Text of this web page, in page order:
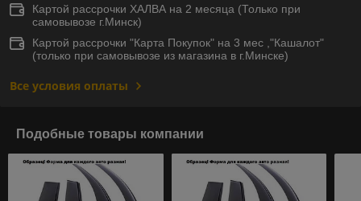
Картой рассрочки ХАЛВА на 2 месяца (Только при
самовывозе г.Минск)
Картой рассрочки "Карта Покупок" на 3 мес ,"Кашалот"
(только при самовывозе из магазина в г.Минске)
Все условия оплаты
Подобные товары компании